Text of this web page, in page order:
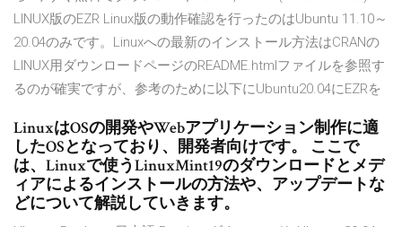
LINUX版のEZR Linux版の動作確認を行ったのはUbuntu 11.10～
20.04のみです。Linuxへの最新のインストール方法はCRANの
LINUX用ダウンロードページのREADME.htmlファイルを参照す
るのが確実ですが、参考のために以下にUbuntu20.04にEZRを
LinuxはOSの開発やWebアプリケーション制作に適
したOSとなっており、開発者向けです。 ここで
は、Linuxで使うLinuxMint19のダウンロードとメデ
ィアによるインストールの方法や、アップデートな
どについて解説していきます。